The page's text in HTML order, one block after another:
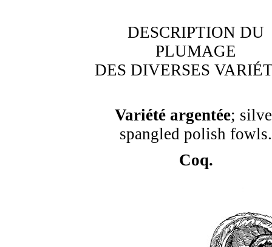
DESCRIPTION DU
PLUMAGE
DES DIVERSES
Variété argentée;
spangled polish fowls.
Coq.